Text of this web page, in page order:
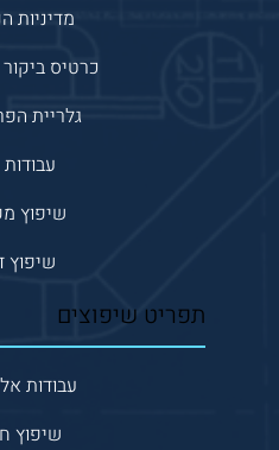
תפריט שיפוצים
עבודות
שיפוץ
מדיניות
כרטיס ביקור
גלריית
שיפוץ
שיפוץ